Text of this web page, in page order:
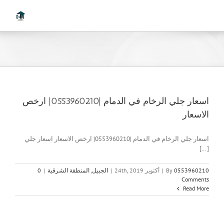
اسعار جلي الرخام في الدمام |0553960210| ارخص
الاسعار
اسعار جلي الرخام في الدمام |0553960210| ارخص الاسعار اسعار جلي
[...]
By 0553960210
| أكتوبر 24th, 2019 | الجبيل المنطقة الشرقية |
0
Comments
Read More